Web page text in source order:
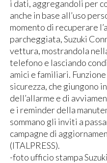
i dati, aggregandoli per
anche in base all’uso
momento di recuperare
parcheggiata, Suzuki
vettura, mostrandola
telefono e lasciando
amici e familiari.
sicurezza, che giungono
dell’allarme e di
e i reminder della
sommano gli inviti a
campagne di
(ITALPRESS).
-foto ufficio stampa